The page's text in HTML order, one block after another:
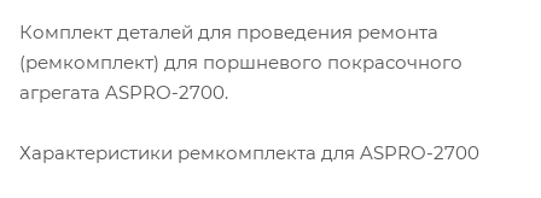
Комплект деталей для проведения ремонта
(ремкомплект) для поршневого покрасочного
агрегата ASPRO-2700.
Характеристики ремкомплекта для ASPRO-2700